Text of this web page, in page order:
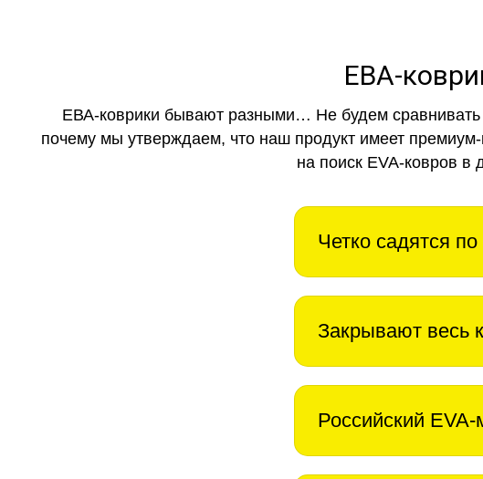
ЕВА-
ЕВА-коврики бывают разными… Не будем
почему мы утверждаем, что наш продукт имеет премиум-
на поиск EVA-ковров в
Четко садятся
Закрывают весь
Российский